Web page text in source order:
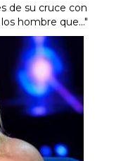
de su cruce con
hombre que..."